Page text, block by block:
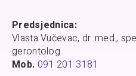
Predsjednica:
Vlasta Vučevac, dr. med.,
gerontolog
Mob. 091 201 3181